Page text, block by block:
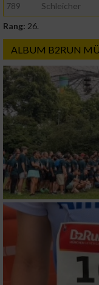
789
Schleicher
Rang: 26.
ALBUM B2RUN